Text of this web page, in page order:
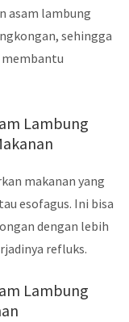
asam lambung
sehingga
Lambung
makanan yang
esofagus. Ini bisa
dengan lebih
refluks.
Lambung